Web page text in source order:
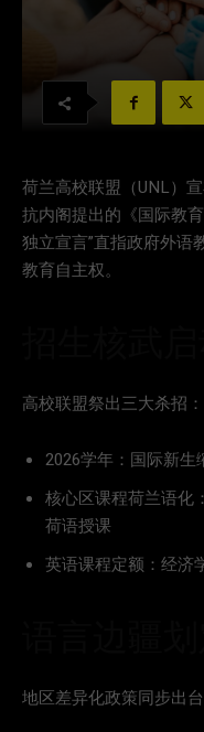
荷兰高校联盟（UNL）
抗内阁提出的《国际教
独立宣言”直指政府外语
教育自主权。
高校联盟祭出三大杀招：
2026学年：国际新生
核心区课程荷兰语化
荷语授课
英语课程定额：经济
地区差异化政策同步出台